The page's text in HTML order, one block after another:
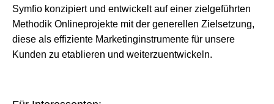
Symfio konzipiert und entwickelt auf einer zielgeführten
Methodik Onlineprojekte mit der generellen Zielsetzung,
diese als effiziente Marketinginstrumente für unsere
Kunden zu etablieren und weiterzuentwickeln.